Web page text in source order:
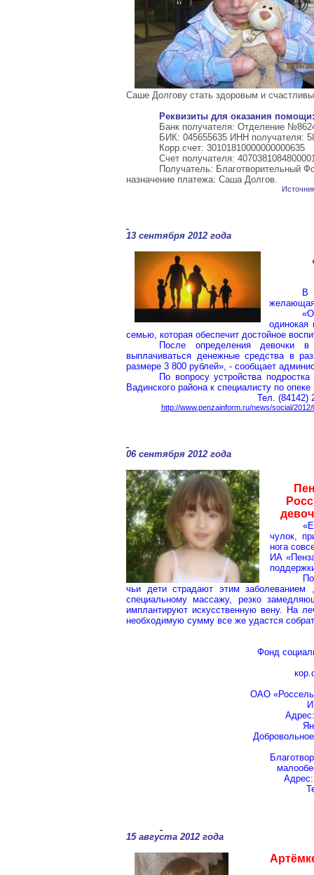
Саше Долгову стать здоровым и
Реквизиты для оказания
Банк получателя: Отделение
БИК: 045655635 ИНН получателя:
Корр.счет: 30101810000000000635
Счет получателя:
Получатель: Благотворительный
назначение платежа: Саша Долгов.
13 сентября 2012 года
В
желающая
семью, которая обеспечит достойное
После определения девочки
выплачиваться денежные средства в
размере 3 800 рублей», - сообщает
По вопросу устройства
Вадинского района к специалисту по
Тел. (84142)
http://www.penzainform.ru/news/social/
06 сентября 2012 года
чулок,
нога
ИА
чьи дети страдают этим
специальному массажу, резко
имплантируют искусственную вену. На
необходимую сумму все же удастся
Фонд
ОАО
15 августа 2012 года